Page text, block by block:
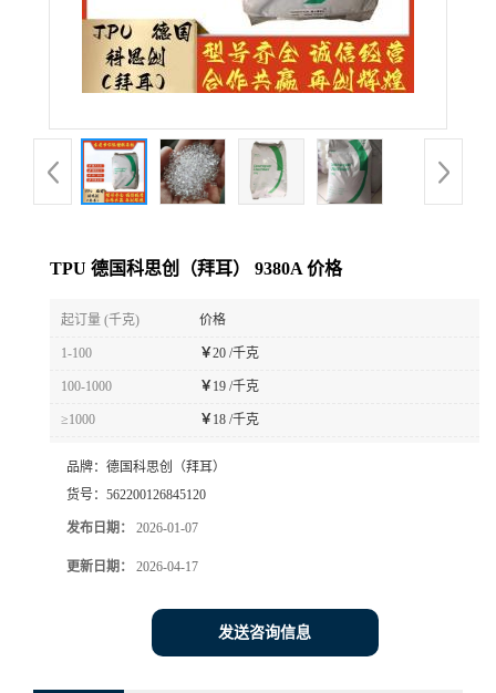
品
展
TPU 德国科思创（拜耳） 9380A 价格
起订量 (千克) 价格
1-100 ￥20 /千克
100-1000 ￥ 19 /千克
≥1000 ￥ 18 /千克
品牌： 德国科思创（拜耳）
货号： 562200126845120
发布日期： 2026-01-07
更新日期： 2026-04-17
发送咨询信息